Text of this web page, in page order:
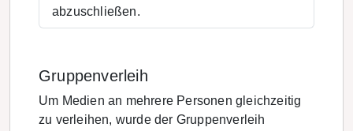
abzuschließen.
Gruppenverleih
Um Medien an mehrere Personen gleichzeitig
zu verleihen, wurde der Gruppenverleih